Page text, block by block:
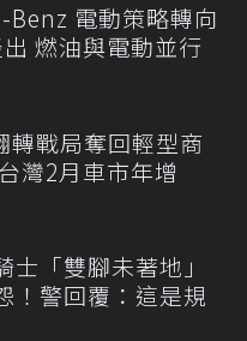
Benz 電動策略轉向
燃油與電動並行
轉戰局奪回輕型商
灣2月車市年增
士「雙腳未著地」
！警回覆：這是規